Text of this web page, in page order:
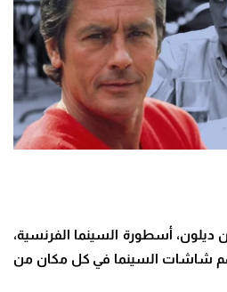
ديلون، أسطورة السينما الفرنسية،
شاشات السينما في كل مكان من